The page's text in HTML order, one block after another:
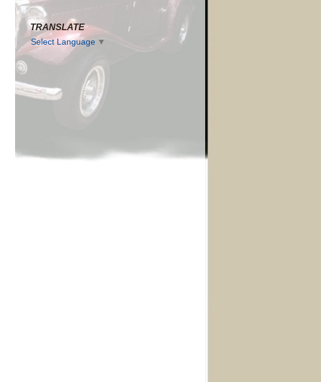
TRANSLATE
Select Language ▼